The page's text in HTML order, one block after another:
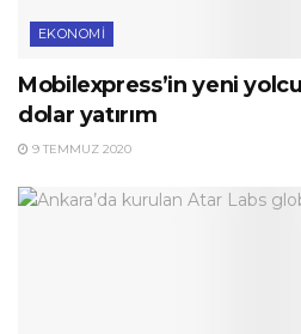
EKONOMI
Mobilexpress’in yeni
dolar yatırım
9 TEMMUZ 2020